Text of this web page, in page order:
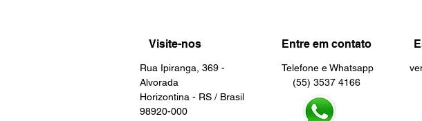
Visite-nos
Rua Ipiranga, 369 -
Alvorada
Horizontina - RS / Brasil
98920-000
Entre em contato
Telefone e Whatsapp
(55) 3537 4166